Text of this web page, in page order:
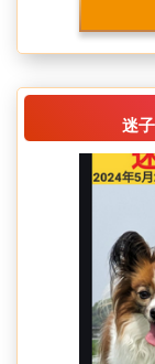
迷子